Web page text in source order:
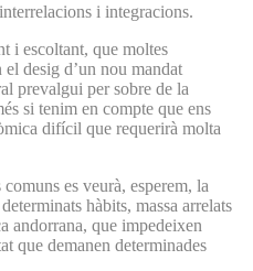
i integracions.
i escoltant, que moltes
desig d’un nou mandat
prevalgui per sobre de la
si tenim en compte que ens
difícil que requerirà molta
es veurà, esperem, la
hàbits, massa arrelats
andorrana, que impedeixen
que demanen determinades